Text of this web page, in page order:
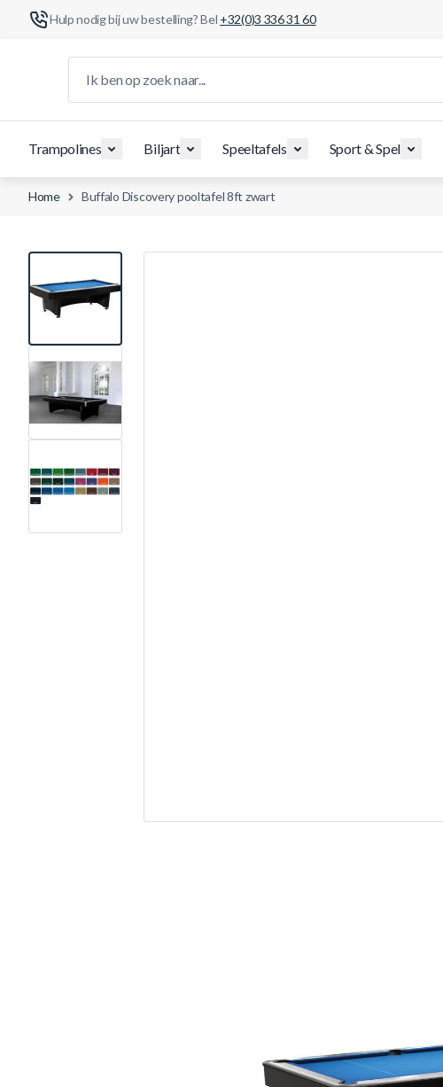
Hulp nodig bij uw bestelling? Bel +32(0)3 336 31 60
Trampolines Biljart Speeltafels Sport & Spel
Home Buffalo Discovery pooltafel 8ft zwart
View larger image